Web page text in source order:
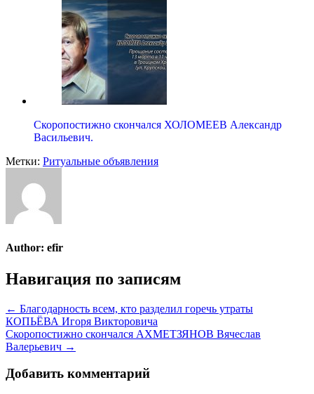
Скоропостижно скончался ХОЛОМЕЕВ Александр
Васильевич.
Метки: Ритуальные объявления
Author: efir
Навигация по записям
← Благодарность всем, кто разделил горечь утраты
КОПЬЁВА Игоря Викторовича
Скоропостижно скончался АХМЕТЗЯНОВ Вячеслав
Валерьевич →
Добавить комментарий